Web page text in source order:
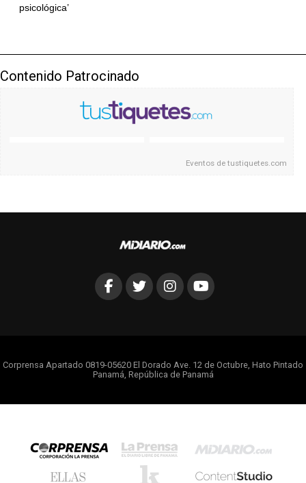
psicológica’
Contenido Patrocinado
Eventos detustiquetes.com
Corprensa Apartado 0819-05620 El Dorado Ave. 12 de Octubre, Hato Pintado
Panamá, República de Panamá